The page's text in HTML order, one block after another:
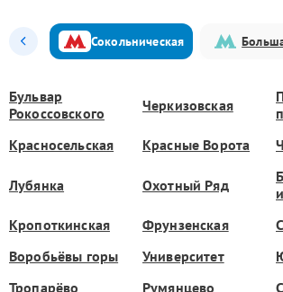
Сокольническая
Бульвар
Рокоссовского
Черкизовская
Красносельская
Красные Ворота
Лубянка Охотный Ряд
Кропоткинская
Фрунзенская
Воробьёвы горы
Университет
Тропарёво
Румянцево